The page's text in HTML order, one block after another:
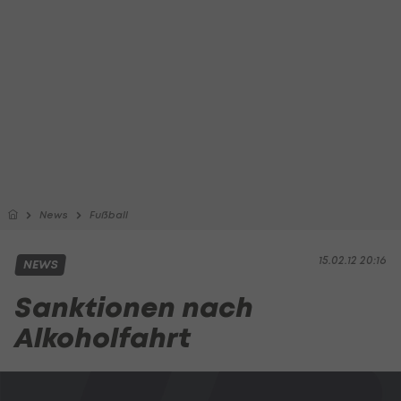
News Fußball
15.02.12 20:16
NEWS
Sanktionen nach
Alkoholfahrt